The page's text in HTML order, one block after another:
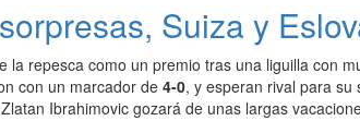
Suiza y
la repesca como un premio tras una liguilla con
con un marcador de 4-0, y esperan rival para
Ibrahimovic gozará de unas largas